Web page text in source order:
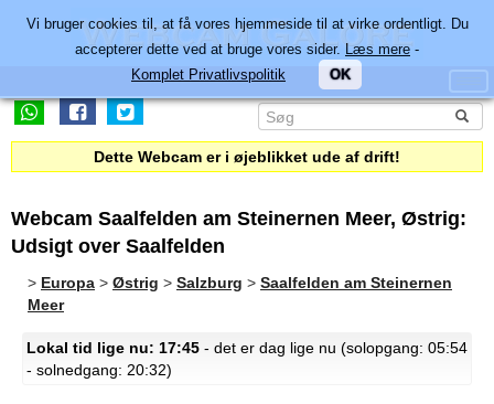
Dette Webcam er i øjeblikket ude af drift!
Webcam Saalfelden am Steinernen Meer, Østrig:
Udsigt over Saalfelden
> Europa > Østrig > Salzburg > Saalfelden am Steinernen
Meer
Lokal tid lige nu: 17:45 - det er dag lige nu (solopgang: 05:54
- solnedgang: 20:32)
Vi bruger cookies til, at få vores hjemmeside til at virke ordentligt. Du
accepterer dette ved at bruge vores sider. Læs mere -
Komplet Privatlivspolitik
OK